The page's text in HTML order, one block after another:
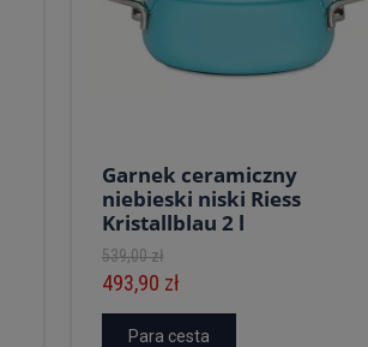
Garnek ceramiczny
niebieski niski Riess
Kristallblau 2 l
539,00 zł
493,90 zł
Para cesta